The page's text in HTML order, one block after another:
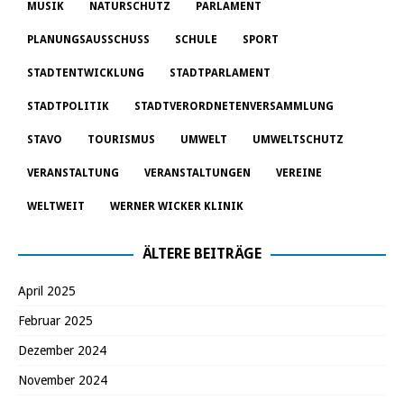
MUSIK NATURSCHUTZ PARLAMENT
PLANUNGSAUSSCHUSS SCHULE SPORT
STADTENTWICKLUNG STADTPARLAMENT
STADTPOLITIK STADTVERORDNETENVERSAMMLUNG
STAVO TOURISMUS UMWELT UMWELTSCHUTZ
VERANSTALTUNG VERANSTALTUNGEN VEREINE
WELTWEIT WERNER WICKER KLINIK
ÄLTERE BEITRÄGE
April 2025
Februar 2025
Dezember 2024
November 2024